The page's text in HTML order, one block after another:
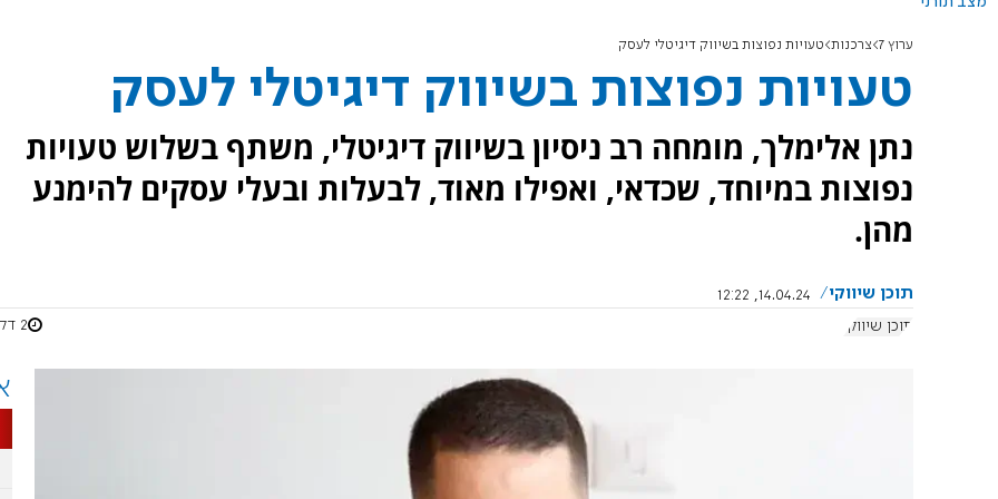
ערוץ 7 צרכנות טעויות נפוצות בשיווק דיגיטלי לעסק
טעויות נפוצות בשיווק דיגיטלי לעסק
נתן אלימלך, מומחה רב ניסיון בשיווק דיגיטלי, משתף בשלוש טעויות
נפוצות במיוחד, שכדאי, ואפילו מאוד, לבעלות ובעלי עסקים להימנע
מהן.
תוכן שיווקי
14.04.24, 12:22
תוכן שיווקי
2 דקות